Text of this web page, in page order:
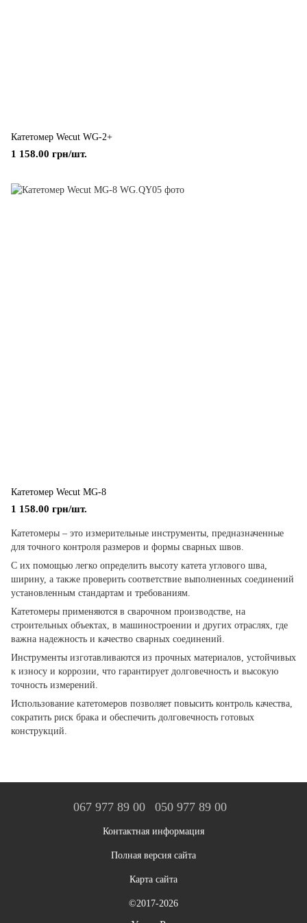
Катетомер Wecut WG-2+
1 158.00 грн/шт.
Катетомер Wecut MG-8
1 158.00 грн/шт.
Катетомеры – это измерительные инструменты, предназначенные
для точного контроля размеров и формы сварных швов.
С их помощью легко определить высоту катета углового шва,
ширину, а также проверить соответствие выполненных соединений
установленным стандартам и требованиям.
Катетомеры применяются в сварочном производстве, на
строительных объектах, в машиностроении и других отраслях, где
важна надежность и качество сварных соединений.
Инструменты изготавливаются из прочных материалов, устойчивых
к износу и коррозии, что гарантирует долговечность и высокую
точность измерений.
Использование катетомеров позволяет повысить контроль качества,
сократить риск брака и обеспечить долговечность готовых
конструкций.
067 977 89 00 050 977 89 00
Контактная информация
Полная версия сайта
Карта сайта
©2017-2026